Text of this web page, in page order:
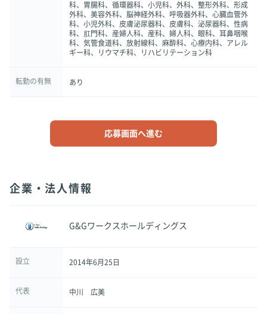
科、胃腸科、循環器科、小児科、外科、整形外科、形成
外科、美容外科、脳神経外科、呼吸器外科、心臓血管外
科、小児外科、皮膚泌尿器科、皮膚科、泌尿器科、性病
科、肛門科、産婦人科、産科、婦人科、眼科、耳鼻咽喉
科、気管食道科、放射線科、麻酔科、心療内科、アレル
ギー科、リウマチ科、リハビリテーション科
転勤の有無 あり
応募画面へ進む
企業・法人情報
G&Gワークスホールディングス
設立 2014年6月25日
代表 中川 広美